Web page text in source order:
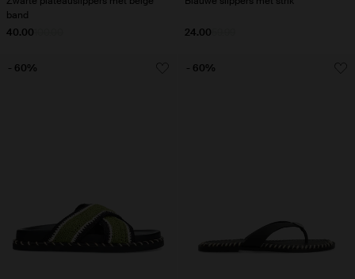
band
40.00 24.00
- 60% - 60%